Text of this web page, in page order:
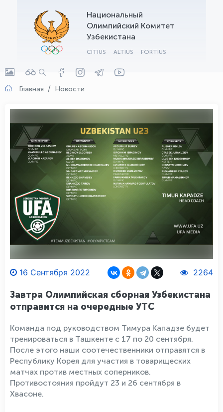
Национальный
Олимпийский Комитет
Узбекистана
CITIUS ALTIUS FORTIUS
Главная Новости
16 Сентября 2022 2264
Завтра Олимпийская сборная Узбекистана
отправится на очередные УТС
Команда под руководством Тимура Кападзе будет
тренироваться в Ташкенте с 17 по 20 сентября.
После этого наши соотечественники отправятся в
Республику Корея для участия в товарищеских
матчах против местных соперников.
Противостояния пройдут 23 и 26 сентября в
Хвасоне.
OLYMPCHIK AI - yordamchi
Онлайн · olympic.uz